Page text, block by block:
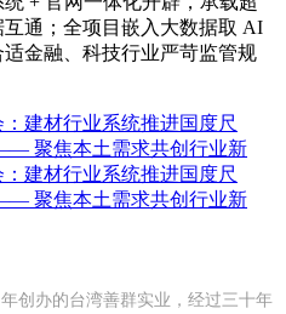
通；全项目嵌入大数据取 AI
金融、科技行业严苛监管规
建材行业系统推进国度尺
聚焦本土需求共创行业新
建材行业系统推进国度尺
聚焦本土需求共创行业新
创办的台湾善群实业，经过三十年